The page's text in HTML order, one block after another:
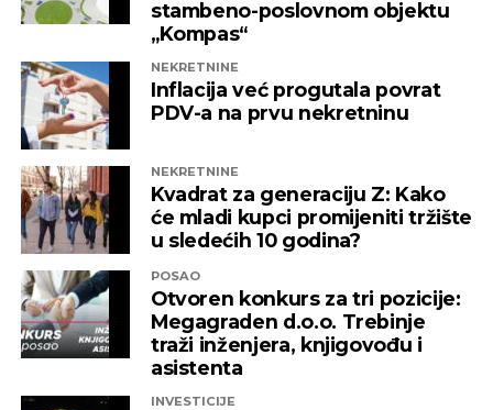
stambeno-poslovnom objektu
„Kompas“
NEKRETNINE
Inflacija već progutala povrat
PDV-a na prvu nekretninu
NEKRETNINE
Kvadrat za generaciju Z: Kako
će mladi kupci promijeniti tržište
u sledećih 10 godina?
POSAO
Otvoren konkurs za tri pozicije:
Megagraden d.o.o. Trebinje
traži inženjera, knjigovođu i
asistenta
INVESTICIJE